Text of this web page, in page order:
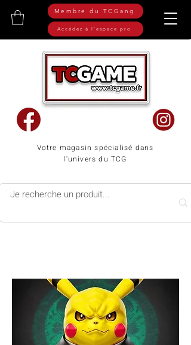
Votre magasin spécialisé dans
l'univers du TCG
Membre du TCGang
Accédez à l'espace pro